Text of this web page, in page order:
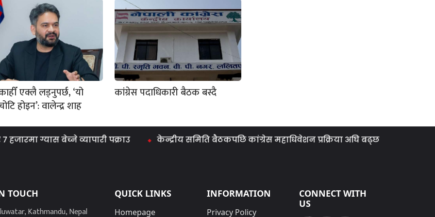
एक्लै लड्नुपर्छ, ‘यो
होइन’: वालेन्द्र शाह
कांग्रेस पदाधिकारी बैठक बस्दै
ग्यास बेच्ने व्यापारी पक्राउ केन्द्रीय समिति बैठकपछि कांग्रेस महाधिवेशन प्रक्रिया अघि बढ्छ : सभापति थापा
TOUCH
Kathmandu, Nepal
QUICK LINKS
Homepage
INFORMATION
Privacy Policy
CONNECT WITH
US